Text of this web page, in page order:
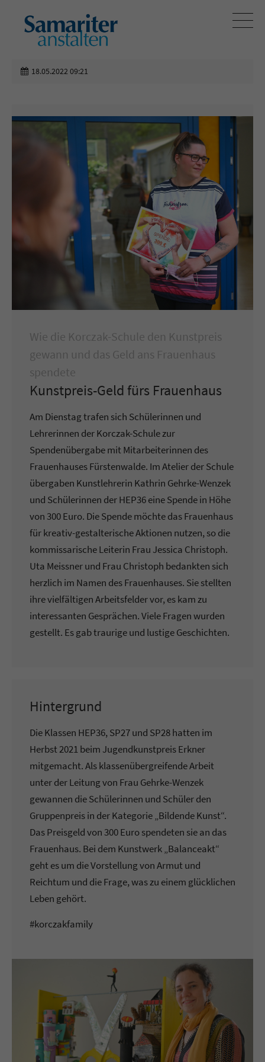
18.05.2022 09:21
Wie die Korczak-Schule den Kunstpreis
gewann und das Geld ans Frauenhaus
spendete
Kunstpreis-Geld fürs Frauenhaus
Am Dienstag trafen sich Schülerinnen und
Lehrerinnen der Korczak-Schule zur
Spendenübergabe mit Mitarbeiterinnen des
Frauenhauses Fürstenwalde. Im Atelier der Schule
übergaben Kunstlehrerin Kathrin Gehrke-Wenzek
und Schülerinnen der HEP36 eine Spende in Höhe
von 300 Euro. Die Spende möchte das Frauenhaus
für kreativ-gestalterische Aktionen nutzen, so die
kommissarische Leiterin Frau Jessica Christoph.
Uta Meissner und Frau Christoph bedankten sich
herzlich im Namen des Frauenhauses. Sie stellten
ihre vielfältigen Arbeitsfelder vor, es kam zu
interessanten Gesprächen. Viele Fragen wurden
gestellt. Es gab traurige und lustige Geschichten.
Hintergrund
Die Klassen HEP36, SP27 und SP28 hatten im
Herbst 2021 beim Jugendkunstpreis Erkner
mitgemacht. Als klassenübergreifende Arbeit
unter der Leitung von Frau Gehrke-Wenzek
gewannen die Schülerinnen und Schüler den
Gruppenpreis in der Kategorie „Bildende Kunst“.
Das Preisgeld von 300 Euro spendeten sie an das
Frauenhaus. Bei dem Kunstwerk „Balanceakt“
geht es um die Vorstellung von Armut und
Reichtum und die Frage, was zu einem glücklichen
Leben gehört.
#korczakfamily